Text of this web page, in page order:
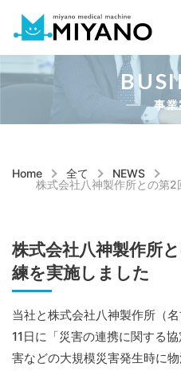
事業
Home 全て
NEWS
株式会社八神製作所との第
株式会社八神製作所
練を実施しました
当社と株式会社八神製作所（
11日に「災害の連携に関する
害などの大規模災害発生時に